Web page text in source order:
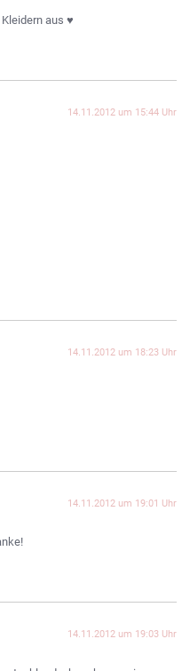
aus ♥
14.11.2012 um 15:44 Uhr
14.11.2012 um 18:23 Uhr
14.11.2012 um 19:01 Uhr
14.11.2012 um 19:03 Uhr